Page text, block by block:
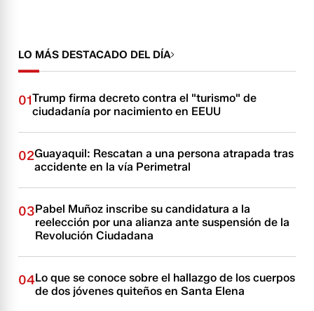
LO MÁS DESTACADO DEL DÍA
01Trump firma decreto contra el "turismo" de
ciudadanía por nacimiento en EEUU
02Guayaquil: Rescatan a una persona atrapada tras
accidente en la vía Perimetral
03Pabel Muñoz inscribe su candidatura a la
reelección por una alianza ante suspensión de la
Revolución Ciudadana
04Lo que se conoce sobre el hallazgo de los cuerpos
de dos jóvenes quiteños en Santa Elena